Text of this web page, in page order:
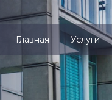
Главная Услуги